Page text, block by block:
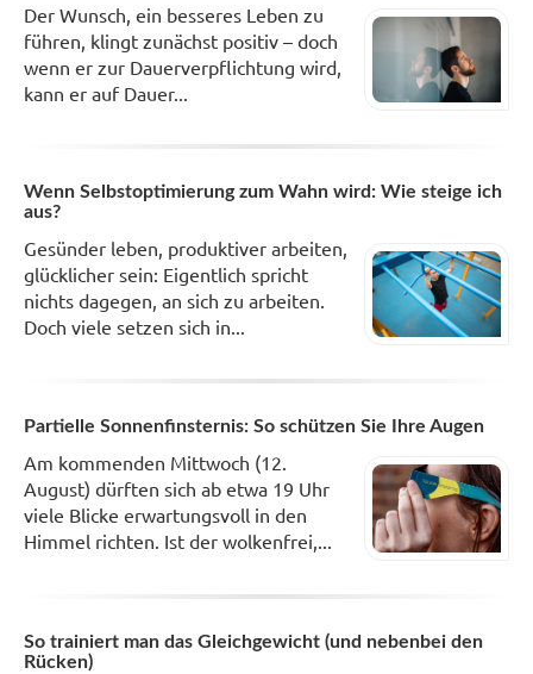
Der Wunsch, ein besseres Leben zu
führen, klingt zunächst positiv – doch
wenn er zur Dauerverpflichtung wird,
kann er auf Dauer...
Wenn Selbstoptimierung zum Wahn wird: Wie steige ich
aus?
Gesünder leben, produktiver arbeiten,
glücklicher sein: Eigentlich spricht
nichts dagegen, an sich zu arbeiten.
Doch viele setzen sich in...
Partielle Sonnenfinsternis: So schützen Sie Ihre Augen
Am kommenden Mittwoch (12.
August) dürften sich ab etwa 19 Uhr
viele Blicke erwartungsvoll in den
Himmel richten. Ist der wolkenfrei,...
So trainiert man das Gleichgewicht (und nebenbei den
Rücken)